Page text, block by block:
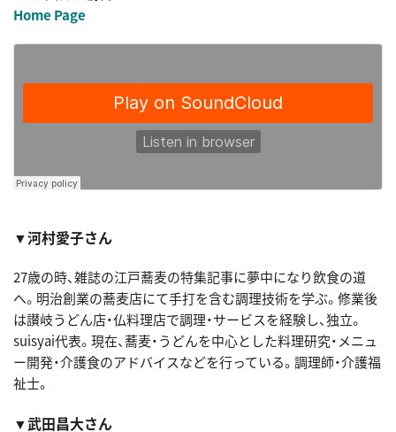
Home Page
▼河村愛子さん
27歳の時、雑誌の江戸蕎麦の特集記事に夢中になり飲食の道
へ。明治創業の蕎麦店にて手打を含む調理技術を学ぶ。修業後
は讃岐うどん店・仏料理店で調理・サービスを経験し、独立。
suisyai代表。現在、蕎麦・うどんを中心とした料理研究・メニュ
ー開発・介護食のアドバイスなどを行っている。調理師・介護福
祉士。
▼武田昌大さん